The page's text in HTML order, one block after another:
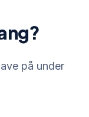
på under